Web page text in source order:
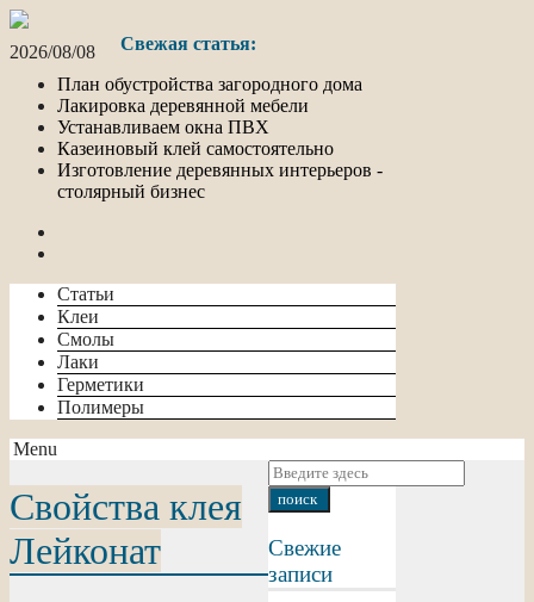
2026/08/08
Свежая статья:
План обустройства загородного дома
Лакировка деревянной мебели
Устанавливаем окна ПВХ
Казеиновый клей самостоятельно
Изготовление деревянных интерьеров -
столярный бизнес
Статьи
Клеи
Смолы
Лаки
Герметики
Полимеры
Menu
Свежие
записи
Свойства клея
Лейконат